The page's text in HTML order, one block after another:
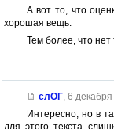
А вот то, что
хорошая вещь.
Тем более, что нет
слОГ, 6 декабря
Интересно, но в
для этого текста